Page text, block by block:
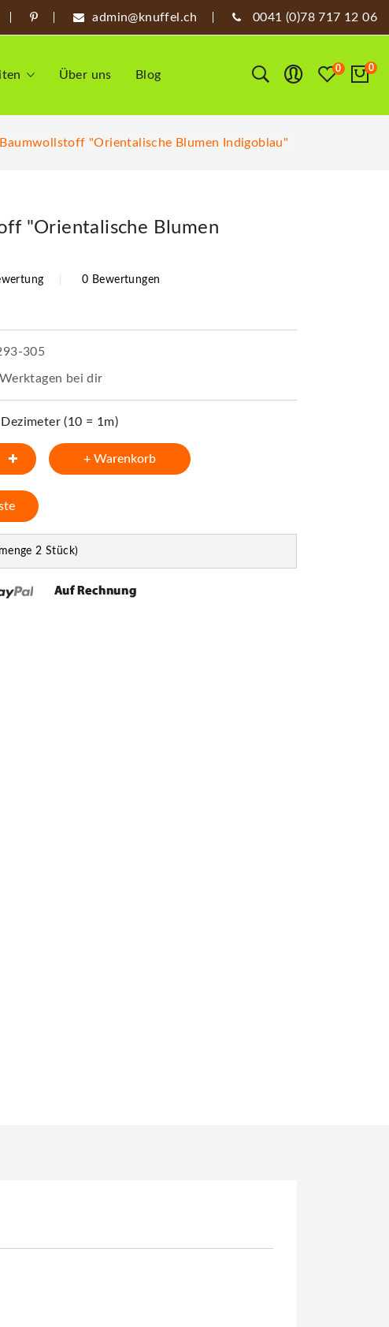
admin@knuffel.ch 0041 (0)78 717 12 06
Über uns Blog 0 0
Baumwollstoff "Orientalische Blumen Indigoblau"
"Orientalische Blumen
0 Bewertungen
305
bei dir
(10 = 1m)
+ Warenkorb
2 Stück)